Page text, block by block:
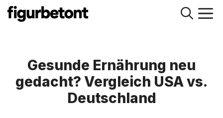
Zum
Inhalt
Gesunde Ernährung neu
gedacht? Vergleich USA vs.
Deutschland